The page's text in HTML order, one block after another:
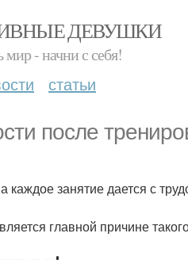
ДЕВУШКИ
- начни с себя!
статьи
после
каждое занятие дается с
главной причине